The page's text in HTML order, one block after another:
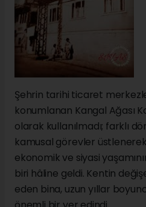
Şehrin tarihi ticaret
konumlanan Kangal Ağası
olarak kullanılmadı; farklı
kamusal görevler üstlenerek
ekonomik ve siyasi
biri hâline geldi. Kentin
eden bina, uzun yıllar